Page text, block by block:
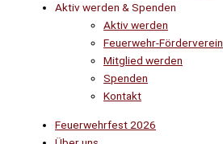
Aktiv werden & Spenden
Aktiv werden
Feuerwehr-Förderverein
Mitglied werden
Spenden
Kontakt
Feuerwehrfest 2026